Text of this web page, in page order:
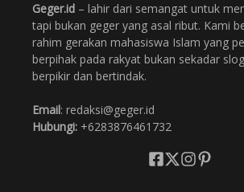
Geger.id – lahir dari semangat untuk
tapi bukan geger yang asal ribut. Kami
rahim gerakan mahasiswa Islam yang
berpihak pada rakyat bukan sekadar
berpikir dan bertindak.
Email: redaksi@geger.id
Hubungi: +6283876461732